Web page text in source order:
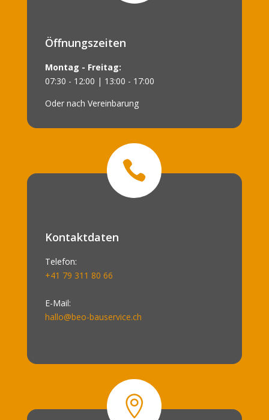
Öffnungszeiten
Montag - Freitag:
07:30 - 12:00 | 13:00 - 17:00
Oder nach Vereinbarung

Kontaktdaten
Telefon:
+41 79 311 80 66
E-Mail:
hallo@beo-bauservice.ch
